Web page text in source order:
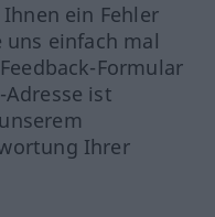
ein Fehler
einfach mal
Formular
Adresse ist
Ihrer